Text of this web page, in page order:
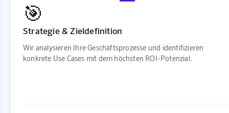
🎯
Strategie & Zieldefinition
Wir analysieren Ihre Geschäftsprozesse und identifizieren
konkrete Use Cases mit dem höchsten ROI-Potenzial.